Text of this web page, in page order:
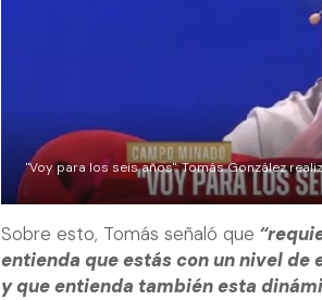
"Voy para los seis años": Tomás González
Sobre esto, Tomás señaló que
entienda que estás con un nivel
y que entienda también esta